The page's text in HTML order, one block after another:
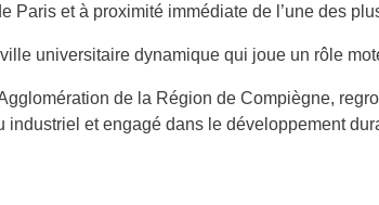
Paris et à proximité immédiate de l’une des
universitaire dynamique qui joue un rôle
de la Région de Compiègne,
industriel et engagé dans le développement